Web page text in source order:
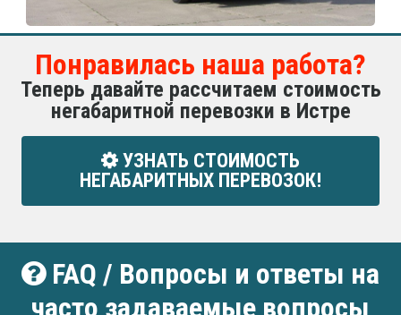
Понравилась наша работа?
Теперь давайте рассчитаем стоимость
негабаритной перевозки в Истре
УЗНАТЬ СТОИМОСТЬ
НЕГАБАРИТНЫХ ПЕРЕВОЗОК!
FAQ / Вопросы и ответы на
часто задаваемые вопросы